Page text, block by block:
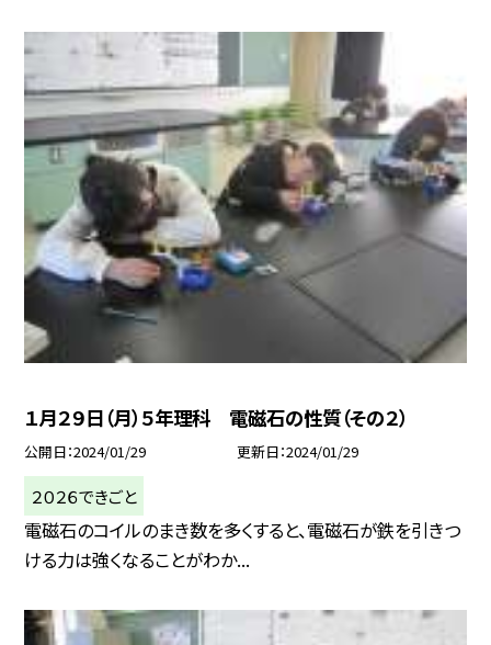
１月２９日（月）５年理科 電磁石の性質（その２）
公開日 2024/01/29 更新日 2024/01/29
２０２６できごと
電磁石のコイルのまき数を多くすると、電磁石が鉄を引きつ
ける力は強くなることがわか...